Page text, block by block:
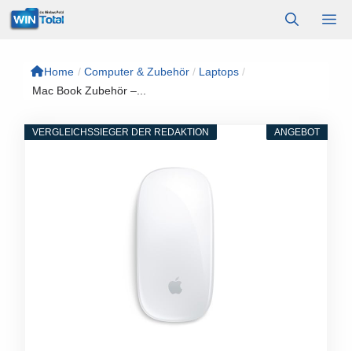
Zum
Inhalt
Home / Computer & Zubehör / Laptops /
Mac Book Zubehör –...
ANGEBOT
VERGLEICHSSIEGER DER REDAKTION